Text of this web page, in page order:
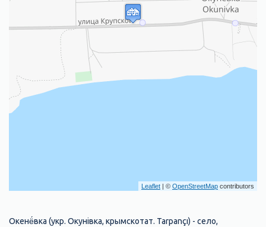
Leaflet | © OpenStreetMap contributors
Окенё́вка (укр. Окунівка, крымскотат. Tarpançı) - село,